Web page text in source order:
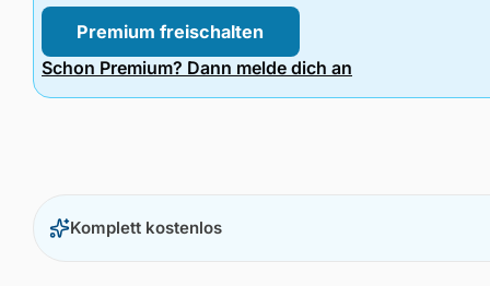
Premium freischalten
Schon Premium? Dann melde dich an
Komplett kostenlos